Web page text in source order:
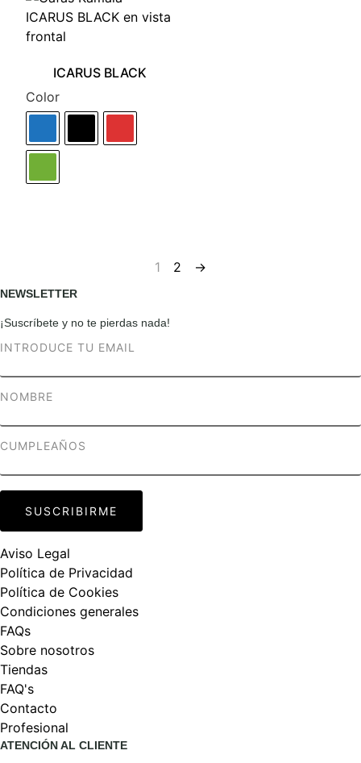
ICARUS BLACK
Color
1 2 →
NEWSLETTER
¡Suscríbete y no te pierdas nada!
Aviso Legal
Política de Privacidad
Política de Cookies
Condiciones generales
FAQs
Sobre nosotros
Tiendas
FAQ's
Contacto
Profesional
ATENCIÓN AL CLIENTE